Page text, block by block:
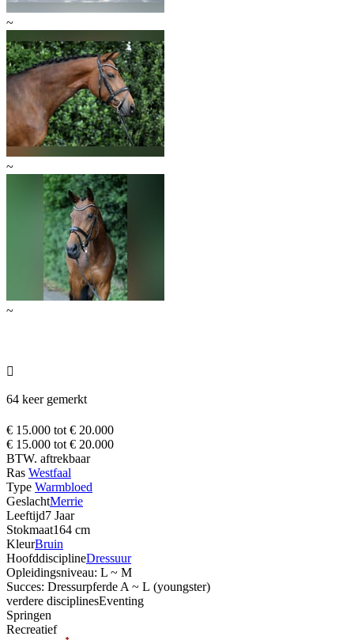
~
~
~

64 keer gemerkt
€ 15.000 tot € 20.000
€ 15.000 tot € 20.000
BTW. aftrekbaar
Ras Westfaal
Type Warmbloed
GeslachtMerrie
Leeftijd7 Jaar
Stokmaat164 cm
KleurBruin
HoofddisciplineDressuur
Opleidingsniveau: L ~ M
Succes: Dressurpferde A ~ L (youngster)
verdere disciplinesEventing
Springen
Recreatief